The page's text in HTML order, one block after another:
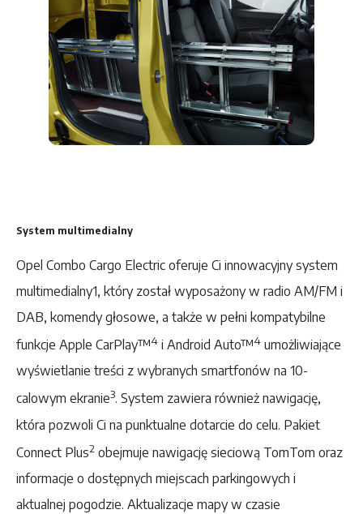
System multimedialny
Opel Combo Cargo Electric oferuje Ci innowacyjny system
multimedialny1, który został wyposażony w radio AM/FM i
DAB, komendy głosowe, a także w pełni kompatybilne
funkcje Apple CarPlay™4 i Android Auto™4 umożliwiające
wyświetlanie treści z wybranych smartfonów na 10-
calowym ekranie3. System zawiera również nawigację,
która pozwoli Ci na punktualne dotarcie do celu. Pakiet
Connect Plus2 obejmuje nawigację sieciową TomTom oraz
informacje o dostępnych miejscach parkingowych i
aktualnej pogodzie. Aktualizacje mapy w czasie